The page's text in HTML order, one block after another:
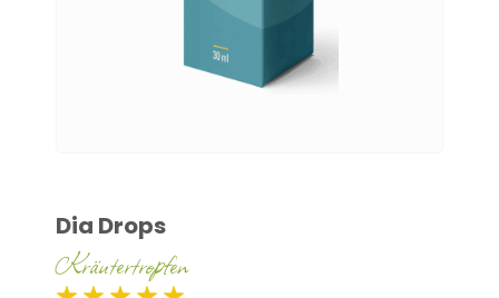
Dia Drops
Kräutertropfen